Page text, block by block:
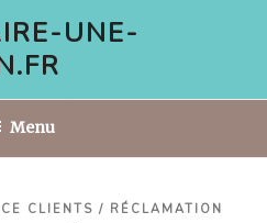
UNE-
Menu
CLIENTS / RÉCLAMATION